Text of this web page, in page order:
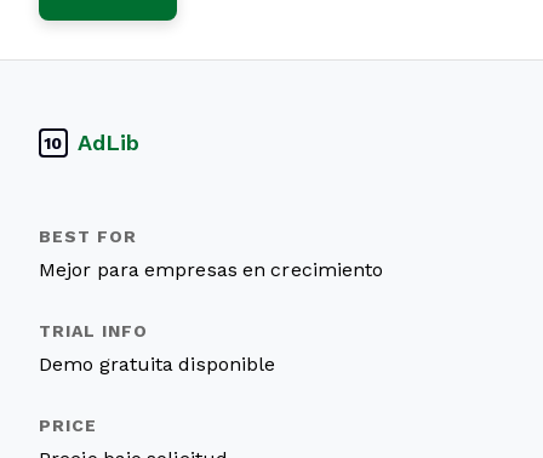
10 AdLib
Mejor para empresas en crecimiento
Demo gratuita disponible